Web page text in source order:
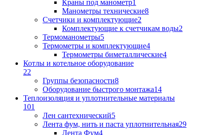
Краны под манометр1
Манометры технические8
Счетчики и комплектующие2
Комплектующие к счетчикам воды2
Термоманометры5
Термометры и комплектующие4
Термометры биметаллические4
Котлы и котельное оборудование
22
Группы безопасности8
Оборудование быстрого монтажа14
Теплоизоляция и уплотнительные материалы
101
Лен сантехнический5
Лента фум, нить и паста уплотнительная29
Лента Фум4